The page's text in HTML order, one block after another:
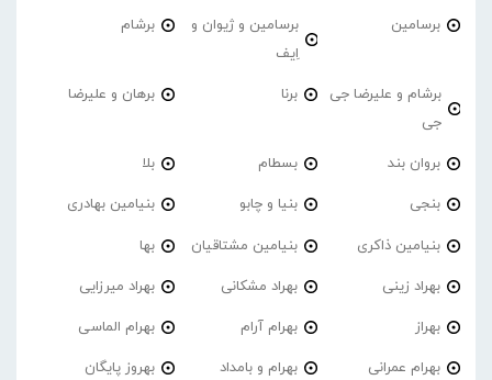
برسامین
برسامین و ژیوان و
اِیف
برشام
برشام و علیرضا جی
جی
برنا برهان و علیرضا
بروان بند بسطام بلا
بنجی بنیا و چابو بنیامین بهادری
بنیامین ذاکری بنیامین مشتاقیان بها
بهراد زینی بهراد مشکانی بهراد میرزایی
بهراز بهرام آرام بهرام الماسی
بهرام عمرانی بهرام و بامداد بهروز پایگان